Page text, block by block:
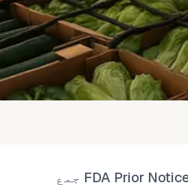
انڈونیشیائی تازہ سبزیوں کی ہوائی شپمنٹس کے لیے FDA Prior Notice جمع